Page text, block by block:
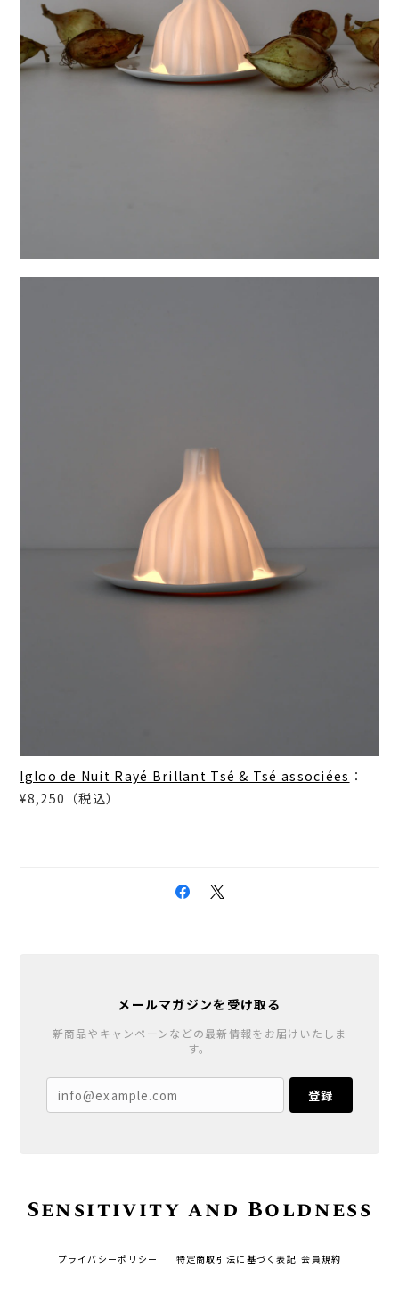
Igloo de Nuit Rayé Brillant Tsé & Tsé associées ：
¥8,250（税込）
メールマガジンを受け取る
新商品やキャンペーンなどの最新情報をお届けいたしま
す。
登録
Sensitivity and Boldness
プライバシーポリシー 特定商取引法に基づく表記 会員規約